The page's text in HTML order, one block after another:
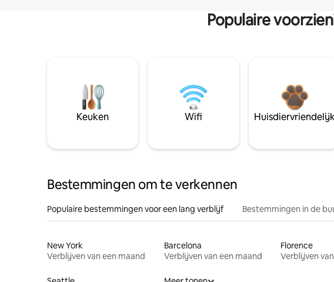
Populaire
Keuken Wifi
Bestemmingen om te verkennen
Populaire bestemmingen voor een lang verblijf Bestemmingen in de
New York
Verblijven van een maand
Barcelona
Verblijven van een maand
Florence
Verblijven